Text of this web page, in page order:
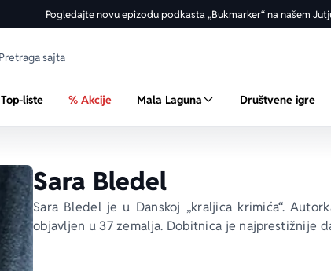
Pogledajte novu epizodu podkasta „Bukmarker“ na našem
Top-liste % Akcije Mala Laguna Društvene igre
Sara Bledel
Sara Bledel je u Danskoj „kraljica krimića“.
objavljen u 37 zemalja. Dobitnica je najprestižnije